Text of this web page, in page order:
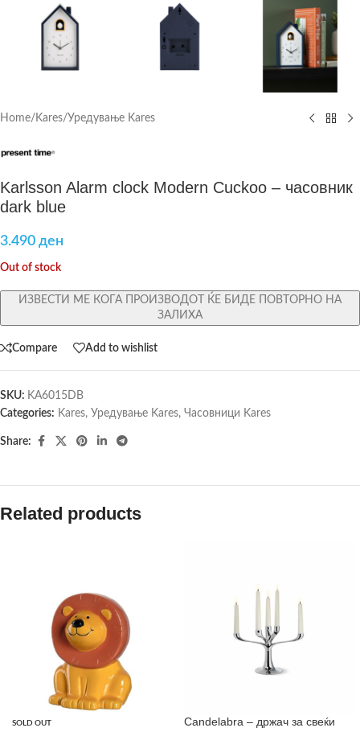
Home/ Kares/Уредување Kares
Karlsson Alarm clock Modern Cuckoo – часовник
dark blue
3.490 ден
Out of stock
ИЗВЕСТИ МЕ КОГА ПРОИЗВОДОТ ЌЕ БИДЕ ПОВТОРНО НА
ЗАЛИХА
Compare Add to wishlist
SKU: KA6015DB
Categories: Kares, Уредување Kares, Часовници Kares
Share:
Related products
SOLD OUT Candelabra – држач за свеќи